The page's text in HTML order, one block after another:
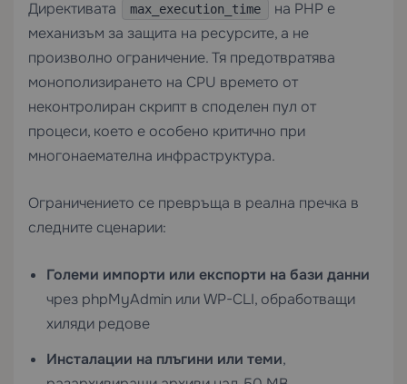
Директивата max_execution_time
на PHP е
механизъм за защита на ресурсите, а не
произволно ограничение. Тя предотвратява
монополизирането на CPU времето от
неконтролиран скрипт в споделен пул от
процеси, което е особено критично при
многонаемателна инфраструктура.
Ограничението се превръща в реална пречка в
следните сценарии:
Големи импорти или експорти на бази данни
чрез phpMyAdmin или WP-CLI, обработващи
хиляди редове
Инсталации на плъгини или теми,